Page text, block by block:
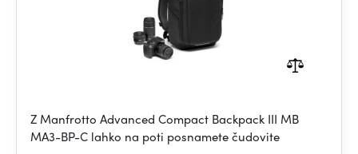
Z Manfrotto Advanced Compact Backpack III MB
MA3-BP-C lahko na poti posnamete čudovite